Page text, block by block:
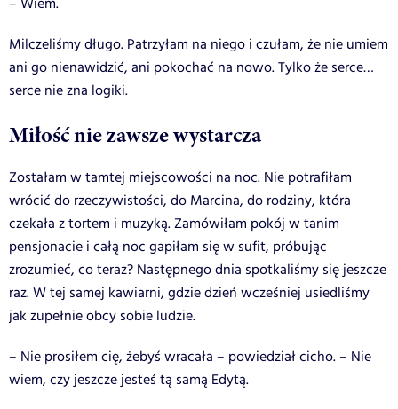
Milczeliśmy długo. Patrzyłam na niego i czułam, że nie umiem
ani go nienawidzić, ani pokochać na nowo. Tylko że serce…
serce nie zna logiki.
Miłość nie zawsze wystarcza
Zostałam w tamtej miejscowości na noc. Nie potrafiłam
wrócić do rzeczywistości, do Marcina, do rodziny, która
czekała z tortem i muzyką. Zamówiłam pokój w tanim
pensjonacie i całą noc gapiłam się w sufit, próbując
zrozumieć, co teraz? Następnego dnia spotkaliśmy się jeszcze
raz. W tej samej kawiarni, gdzie dzień wcześniej usiedliśmy
jak zupełnie obcy sobie ludzie.
– Nie prosiłem cię, żebyś wracała – powiedział cicho. – Nie
wiem, czy jeszcze jesteś tą samą Edytą.